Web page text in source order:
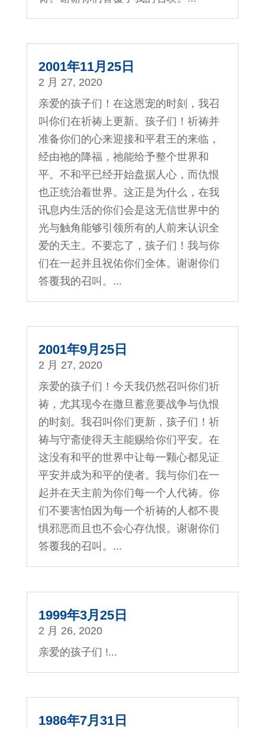
2001年11月25日
2 月 27, 2020
亲爱的孩子们！在这恩宠的时刻，我召
叫你们在祈祷上更新。孩子们！祈祷并
准备你们的心来迎接和平君王的来临，
经由祂的降福，祂能给予整个世界和
平。不和平已经开始盘据人心，而仇恨
也正统治着世界。这正是为什么，在我
讯息内生活的你们会是这无信世界中的
光与触角能够引领所有的人前来认识全
爱的天主。不要忘了，孩子们！我与你
们在一起并且祝佑你们全体。谢谢你们
答覆我的召叫。...
2001年9月25日
2 月 27, 2020
亲爱的孩子们！今天我仍然召叫你们祈
祷，尤其现今在撒旦蓄意要战争与仇恨
的时刻。我召叫你们更新，孩子们！祈
祷与守斋使得天主能赐给你们平安。在
这没有和平的世界中让每一颗心都见证
平安并成为和平的使者。我与你们在一
起并在天主前为你们每一个人代祷。你
们不要害怕因为每一个祈祷的人都不畏
惧邪恶而且也不会心存仇恨。谢谢你们
答覆我的召叫。...
1999年3月25日
2 月 26, 2020
亲爱的孩子们 !...
1986年7月31日